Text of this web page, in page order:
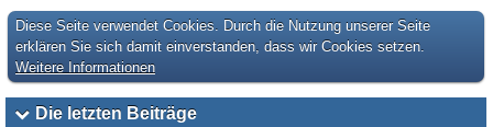
Diese Seite verwendet Cookies. Durch die Nutzung unserer Seite
erklären Sie sich damit einverstanden, dass wir Cookies setzen.
Weitere Informationen
Die letzten Beiträge